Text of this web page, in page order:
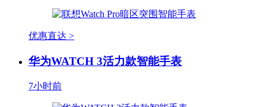
优惠直达 >
华为WATCH 3活力款智能手表
7小时前